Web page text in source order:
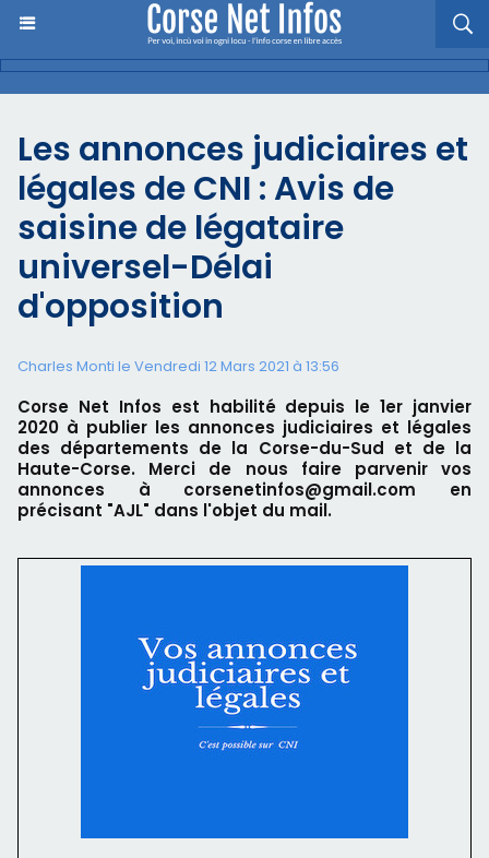
Les annonces judiciaires et
légales de CNI : Avis de
saisine de légataire
universel-Délai
d'opposition
Charles Monti le Vendredi 12 Mars 2021 à 13:56
Corse Net Infos est habilité depuis le 1er janvier
2020 à publier les annonces judiciaires et légales
des départements de la Corse-du-Sud et de la
Haute-Corse. Merci de nous faire parvenir vos
annonces à corsenetinfos@gmail.com en
précisant "AJL" dans l'objet du mail.